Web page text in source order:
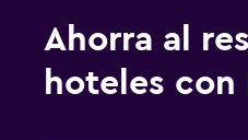
Ahorra al
hoteles